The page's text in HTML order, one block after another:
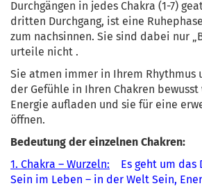
Durchgängen in jedes Chakra (1-7)
dritten Durchgang, ist eine
zum nachsinnen. Sie sind dabei nur
urteile nicht .
Sie atmen immer in Ihrem Rhythmus
der Gefühle in Ihren Chakren
Energie aufladen und sie für eine
öffnen.
Bedeutung der einzelnen Chakren:
1. Chakra – Wurzeln: Es geht um das
Sein im Leben – in der Welt Sein,